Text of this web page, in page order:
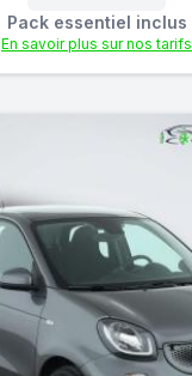
Pack essentiel inclus
En savoir plus sur nos tarifs